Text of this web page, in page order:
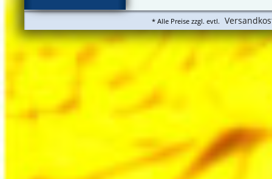
* Alle Preise zzgl. evtl.